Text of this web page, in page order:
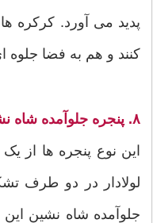
پدید می آورد.
کنند و هم به فضا جلوه
۸. پنجره جلوآمده شاه نشین
این نوع پنجره ها از
لولادار در دو طرف
جلوآمده شاه نشین